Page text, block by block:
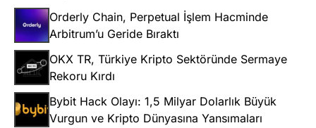
Orderly Chain, Perpetual İşlem Hacminde
Arbitrum’u Geride Bıraktı
OKX TR, Türkiye Kripto Sektöründe Sermaye
Rekoru Kırdı
Bybit Hack Olayı: 1,5 Milyar Dolarlık Büyük
Vurgun ve Kripto Dünyasına Yansımaları